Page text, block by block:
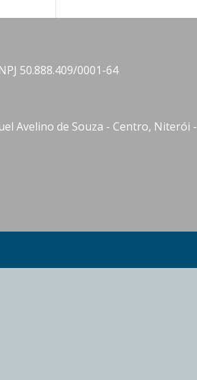
50.888.409/0001-64
Avelino de Souza - Centro, Niterói -